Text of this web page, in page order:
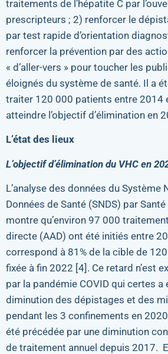
traitements de l’hépatite C par
prescripteurs ; 2) renforcer le
par test rapide d’orientation
renforcer la prévention par des
« d’aller-vers » pour toucher les
éloignés du système de santé. Il a
traiter 120 000 patients entre 2014
atteindre l’objectif d’élimination en
L’état des lieux
L’objectif d’élimination du VHC en
L’analyse des données du Système
Données de Santé (SNDS) par
montre qu’environ 97 000
directe (AAD) ont été initiés entre
correspond à 81% de la cible de
fixée à fin 2022 [4]. Ce retard n’est
par la pandémie COVID qui certes a
diminution des dépistages et des
pendant les 3 confinements en
été précédée par une diminution
de traitement annuel depuis 2017.